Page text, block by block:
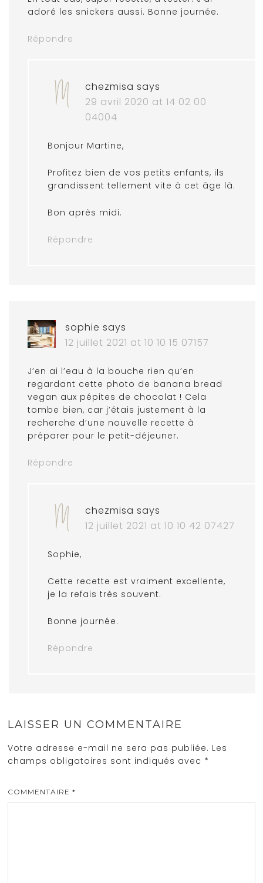
adoré les snickers aussi. Bonne journée.
Répondre
chezmisa says
29 avril 2020 at 14 02 00
04004
Bonjour Martine,
Profitez bien de vos petits enfants, ils
grandissent tellement vite à cet âge là.
Bon après midi.
Répondre
sophie says
12 juillet 2021 at 10 10 15 07157
J’en ai l’eau à la bouche rien qu’en
regardant cette photo de banana bread
vegan aux pépites de chocolat ! Cela
tombe bien, car j’étais justement à la
recherche d’une nouvelle recette à
préparer pour le petit-déjeuner.
Répondre
chezmisa says
12 juillet 2021 at 10 10 42 07427
Sophie,
Cette recette est vraiment excellente,
je la refais très souvent.
Bonne journée.
Répondre
LAISSER UN COMMENTAIRE
Votre adresse e-mail ne sera pas publiée. Les
champs obligatoires sont indiqués avec *
COMMENTAIRE*